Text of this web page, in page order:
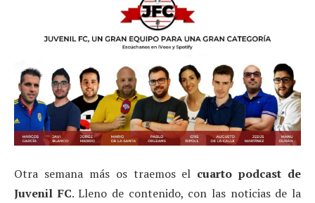
Otra semana más os traemos el cuarto podcast de
Juvenil FC. Lleno de contenido, con las noticias de la